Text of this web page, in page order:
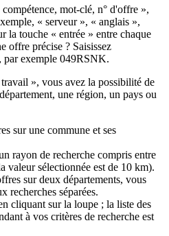
mot-clé, n° d'offre »,
« serveur », « anglais »,
la touche « entrée » entre chaque
offre précise ? Saisissez
par exemple 049RSNK.
», vous avez la possibilité de
une région, un pays ou
sur une commune et ses
rayon de recherche compris entre
valeur sélectionnée est de 10 km).
sur deux départements, vous
recherches séparées.
cliquant sur la loupe ; la liste des
à vos critères de recherche est